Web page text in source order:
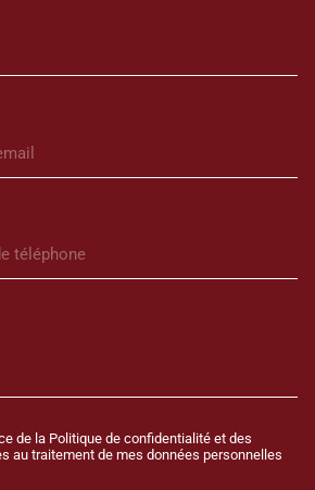
de la Politique de confidentialité et des
au traitement de mes données personnelles